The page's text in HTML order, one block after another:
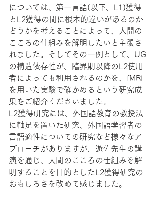
については、第一言語(以下、L1)獲得
とL2獲得の間に根本的違いがあるのか
どうかを考えることによって、人間の
こころの仕組みを解明したいと主張さ
れました。そしてその一例として、UG
の構造依存性が、臨界期以降のL2使用
者によっても利用されるのかを、fMRI
を用いた実験で確かめるという研究成
果をご紹介くださいました。
L2獲得研究には、外国語教育の教授法
に軸足を置いた研究、外国語学習者の
言語適性についての研究など様々なア
プローチがありますが、遊佐先生の講
演を通じ、人間のこころの仕組みを解
明することを目的としたL2獲得研究の
おもしろさを改めて感じました。